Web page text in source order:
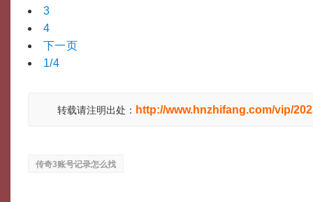
3
4
下一页
1/4
转载请注明出处： http://www.hnzhifang.com/vip/
传奇3账号记录怎么找